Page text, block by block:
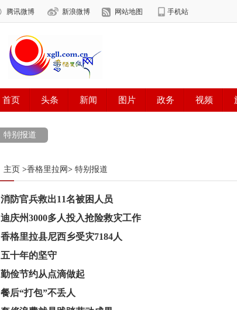
特别报道
主页 >香格里拉网 > 特别报道
消防官兵救出11名被困人员
迪庆州3000多人投入抢险救灾工作
香格里拉县尼西乡受灾7184人
五十年的坚守
勤俭节约从点滴做起
餐后“打包”不丢人